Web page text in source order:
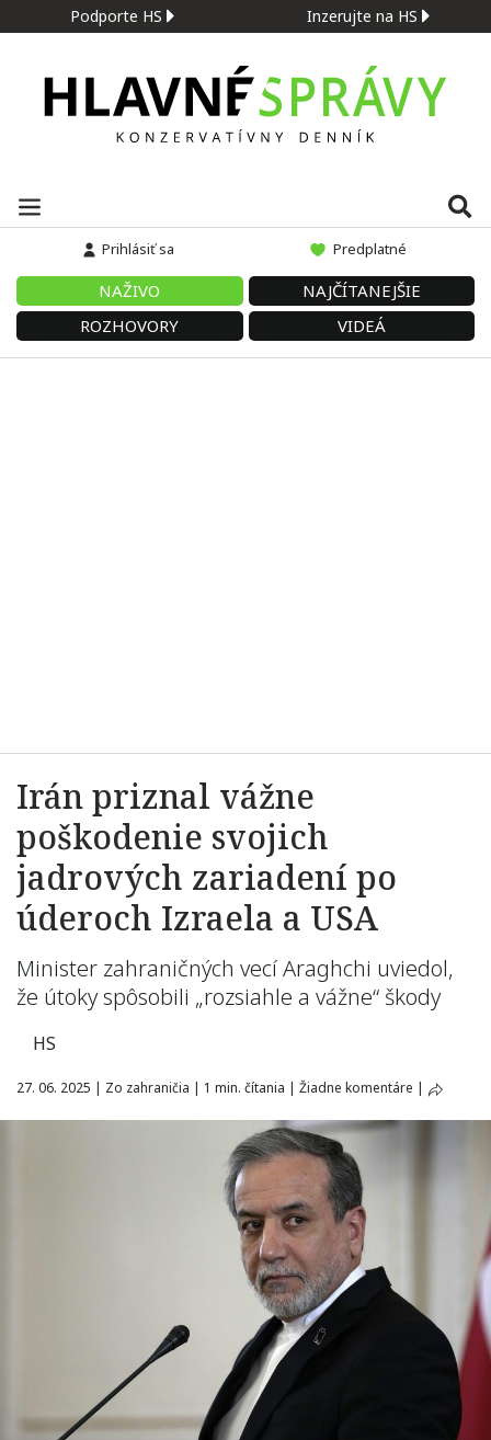
Podporte HS Inzerujte na HS
Prihlásiť sa Predplatné
NAŽIVO
NAJČÍTANEJŠIE
ROZHOVORY
VIDEÁ
Irán priznal vážne
poškodenie svojich
jadrových zariadení po
úderoch Izraela a USA
Minister zahraničných vecí Araghchi uviedol,
že útoky spôsobili „rozsiahle a vážne“ škody
HS
27. 06. 2025 | Zo zahraničia | 1 min. čítania | Žiadne komentáre |